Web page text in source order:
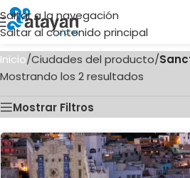
Saltar a la navegación
Saltar al contenido principal
Inicio/Ciudades del producto/
Mostrando los 2 resultados
Mostrar Filtros